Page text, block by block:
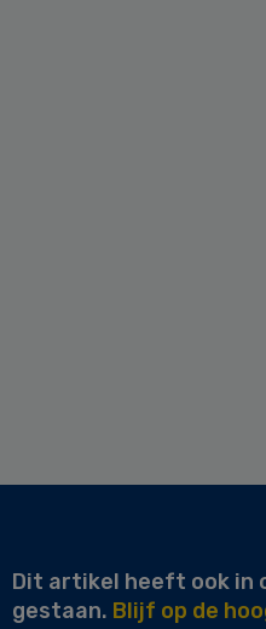
Dit artikel heeft ook in
gestaan. Blijf op de